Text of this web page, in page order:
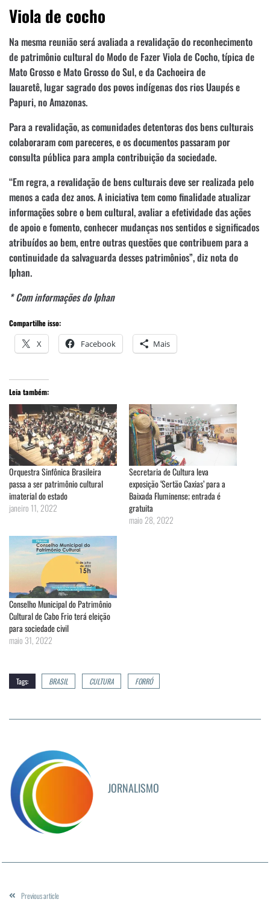
Viola de cocho
Na mesma reunião será avaliada a revalidação do reconhecimento
de patrimônio cultural do Modo de Fazer Viola de Cocho, típica de
Mato Grosso e Mato Grosso do Sul, e da Cachoeira de
Iauaretê, lugar sagrado dos povos indígenas dos rios Uaupés e
Papuri, no Amazonas.
Para a revalidação, as comunidades detentoras dos bens culturais
colaboraram com pareceres, e os documentos passaram por
consulta pública para ampla contribuição da sociedade.
“Em regra, a revalidação de bens culturais deve ser realizada pelo
menos a cada dez anos. A iniciativa tem como finalidade atualizar
informações sobre o bem cultural, avaliar a efetividade das ações
de apoio e fomento, conhecer mudanças nos sentidos e significados
atribuídos ao bem, entre outras questões que contribuem para a
continuidade da salvaguarda desses patrimônios”, diz nota do
Iphan.
* Com informações do Iphan
Compartilhe isso:
X Facebook Mais
Leia também:
Orquestra Sinfônica Brasileira
passa a ser patrimônio cultural
imaterial do estado
janeiro 11, 2022
Secretaria de Cultura leva
exposição ‘Sertão Caxias’ para a
Baixada Fluminense; entrada é
gratuita
maio 28, 2022
Conselho Municipal do Patrimônio
Cultural de Cabo Frio terá eleição
para sociedade civil
maio 31, 2022
Tags: BRASIL CULTURA FORRÓ
JORNALISMO
Previous article